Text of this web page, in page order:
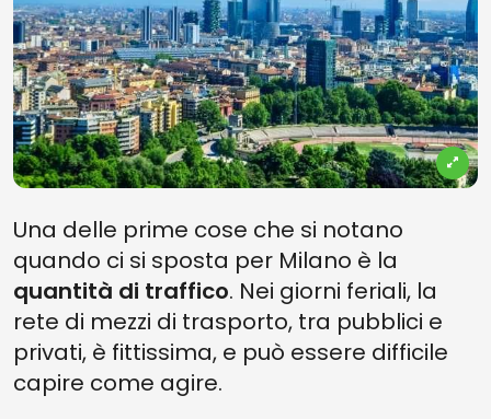
Una delle prime cose che si notano
quando ci si sposta per Milano è la
quantità di traffico. Nei giorni feriali, la
rete di mezzi di trasporto, tra pubblici e
privati, è fittissima, e può essere difficile
capire come agire.